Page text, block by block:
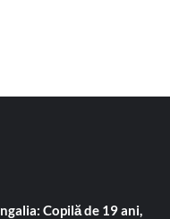
Copilă de 19 ani,